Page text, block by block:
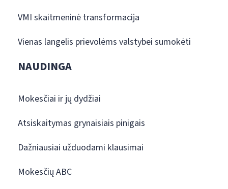
VMI skaitmeninė transformacija
Vienas langelis prievolėms valstybei sumokėti
NAUDINGA
Mokesčiai ir jų dydžiai
Atsiskaitymas grynaisiais pinigais
Dažniausiai užduodami klausimai
Mokesčių ABC